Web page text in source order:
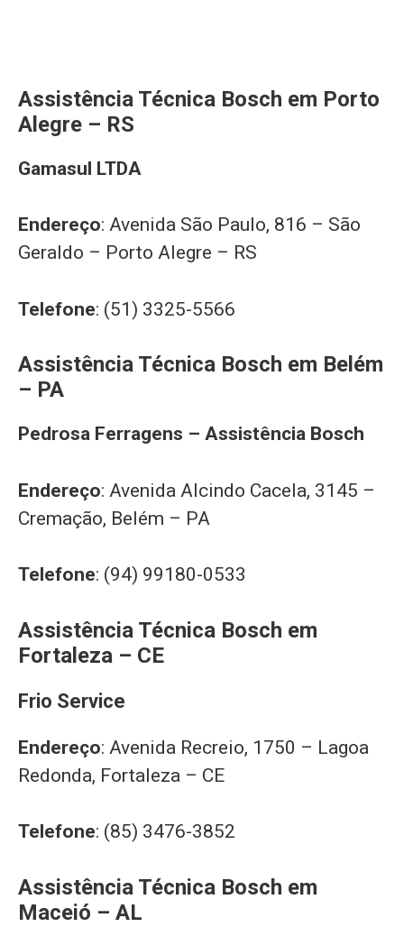
Assistência Técnica Bosch em Porto
Alegre – RS
Gamasul LTDA
Endereço: Avenida São Paulo, 816 – São
Geraldo – Porto Alegre – RS
Telefone: (51) 3325-5566
Assistência Técnica Bosch em Belém
– PA
Pedrosa Ferragens – Assistência Bosch
Endereço: Avenida Alcindo Cacela, 3145 –
Cremação, Belém – PA
Telefone: (94) 99180-0533
Assistência Técnica Bosch em
Fortaleza – CE
Frio Service
Endereço: Avenida Recreio, 1750 – Lagoa
Redonda, Fortaleza – CE
Telefone: (85) 3476-3852
Assistência Técnica Bosch em
Maceió – AL